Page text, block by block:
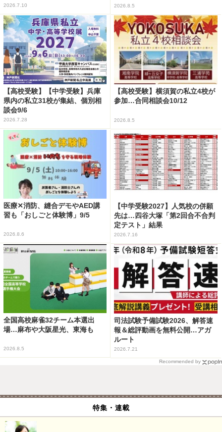
2026.7.10 2026.8.5
【高校受験】【中学受験】兵庫
県内の私立31校が集結、個別相
談会9/6
2026.7.28
【高校受験】横須賀の私立4校が
参加…合同相談会10/12
2026.8.5
医療✕消防、縫合デモやAED講
習も「おしごと体験博」9/5
2026.8.6
【中学受験2027】人気校の併願
先は…四谷大塚「第2回合不合判
定テスト」結果
2026.7.16
全国高校麻雀32チーム本選出
場…麻布や大阪星光、東海も
2026.8.5
司法試験予備試験2026、解答速
報＆総評動画を無料公開…アガ
ルート
2026.7.21
Recommended by
特集・連載